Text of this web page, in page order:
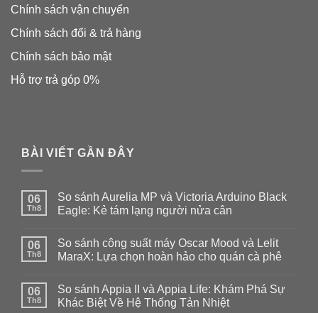
Chính sách vận chuyển
Chính sách đổi & trả hàng
Chính sách bảo mật
Hỗ trợ trả góp 0%
BÀI VIẾT GẦN ĐÂY
06
Th8
So sánh Aurelia MP và Victoria Arduino Black
Eagle: Kẻ tám lạng người nửa cân
bình
luận
ở
Aurelia
MP
và
06
Th8
So sánh công suất máy Oscar Mood và Lelit
MaraX: Lựa chọn hoàn hảo cho quán cà phê
bình
luận
ở
06
Th8
So sánh Appia II và Appia Life: Khám Phá Sự
Khác Biệt Về Hệ Thống Tản Nhiệt